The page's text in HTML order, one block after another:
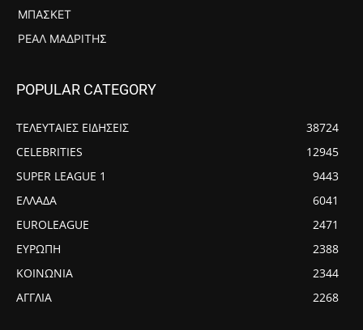
ΜΠΆΣΚΕΤ
ΡΕΆΛ ΜΑΔΡΊΤΗΣ
POPULAR CATEGORY
ΤΕΛΕΥΤΑΙΕΣ ΕΙΔΗΣΕΙΣ
38724
CELEBRITIES
12945
SUPER LEAGUE 1
9443
ΕΛΛΑΔΑ
6041
EUROLEAGUE
2471
ΕΥΡΩΠΗ
2388
ΚΟΙΝΩΝΙΑ
2344
ΑΓΓΛΙΑ
2268